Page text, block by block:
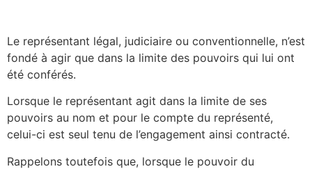
Le représentant légal, judiciaire ou conventionnelle, n’est
fondé à agir que dans la limite des pouvoirs qui lui ont
été conférés.
Lorsque le représentant agit dans la limite de ses
pouvoirs au nom et pour le compte du représenté,
celui-ci est seul tenu de l’engagement ainsi contracté.
Rappelons toutefois que, lorsque le pouvoir du